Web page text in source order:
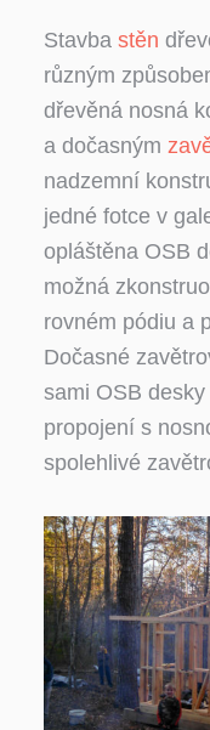
Stavba stěn
různým
dřevěná nosná
a dočasným
nadzemní
jedné fotce v
opláštěna OSB
možná
rovném pódiu a
Dočasné
sami OSB
propojení s
spolehlivé